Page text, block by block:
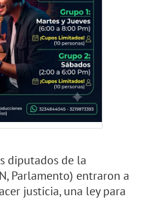
diputados de la
Parlamento) entraron a
justicia, una ley para